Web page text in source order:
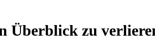
Überblick zu